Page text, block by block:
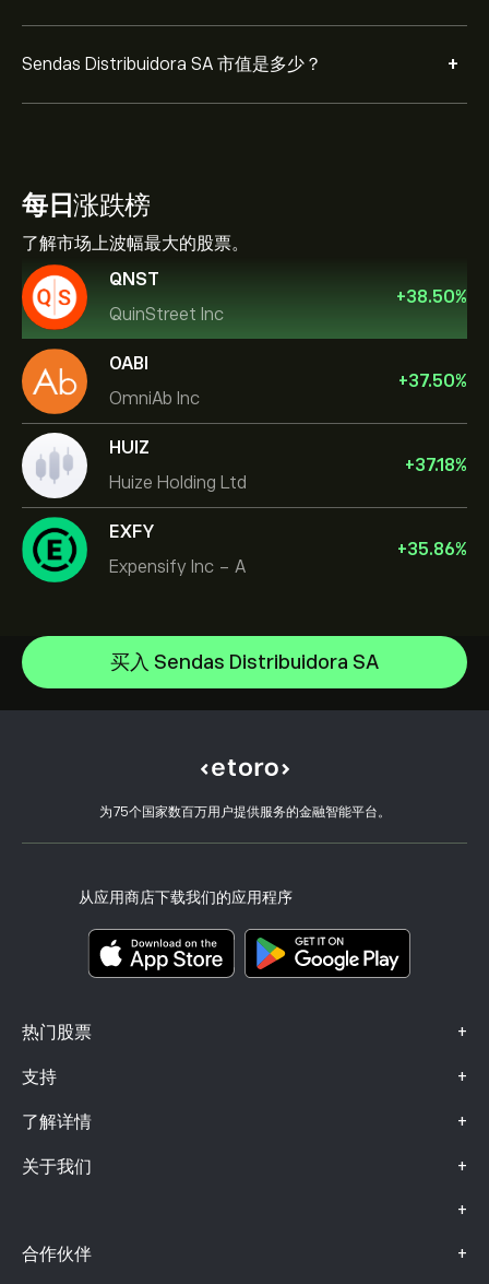
Sendas Distribuidora SA 市值是多少？ +
每日涨跌榜
了解市场上波幅最大的股票。
QNST
QuinStreet Inc
+38.50%
OABI
OmniAb Inc
+37.50%
HUIZ
Huize Holding Ltd
+37.18%
EXFY
Expensify Inc - A
+35.86%
买入 Sendas Distribuidora SA
为75个国家数百万用户提供服务的金融智能平台。
从应用商店下载我们的应用程序
热门股票 +
NVIDIA Corporation
Microsoft
Apple
支持 +
如何入金
如何出金
开设账户
客户端漏洞
了解详情 +
CopyTrading 简介
负责任交易
eToro Academy
关于我们 +
选择 eToro 的理由
我们的办事处
+
风险披露
关键信息文档
投诉信息（FCA 客户）
合作伙伴 +
投资保险